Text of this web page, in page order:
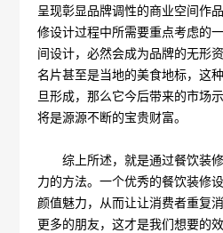
呈现彰显品牌调性的商业空间作
修设计过程中所需要重点考虑的
间设计，必然会成为品牌的无形
名片甚至是当地的美食地标，这
旦形成，那么它今后带来的市场
将是源源不断的宝贵财富。
综上所述，就是通过餐饮装
力的方法。一个优秀的餐饮装修
颜值魅力，从而让让消费者重复
更多的朋友，这才是我们想要的效